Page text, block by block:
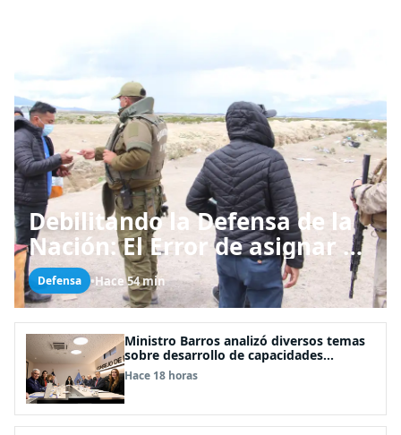
Debilitando la Defensa de la
Nación: El Error de asignar a
las FFAA labores policiales
Defensa •Hace 54 min
Ministro Barros analizó diversos temas
sobre desarrollo de capacidades
estratégicas en sesión del Consejo de
Política Espacial
Hace 18 horas